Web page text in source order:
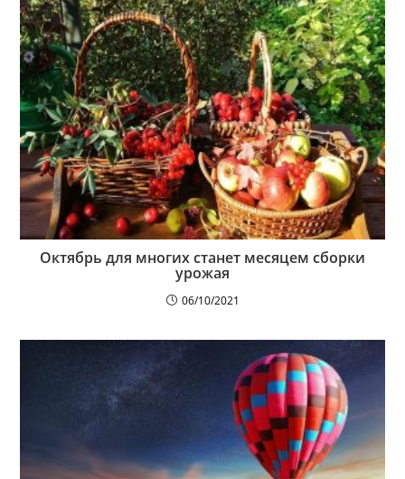
Октябрь для многих станет месяцем сборки
урожая
06/10/2021